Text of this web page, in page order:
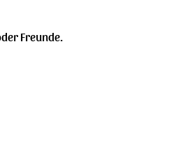
Freunde.